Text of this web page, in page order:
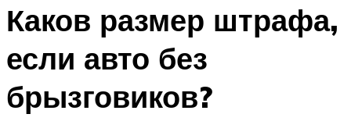
Каков размер штрафа,
если авто без
брызговиков?